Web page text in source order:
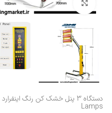
بزرگنمایی تصویر
Lamps